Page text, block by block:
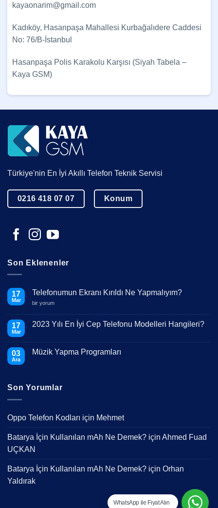
kayaonarim@gmail.com
Kadıköy, Hasanpaşa Mahallesi Kurbağalıdere Caddesi
No: 76/B-İstanbul
Hasanpaşa Polis Karakolu Karşısı (Siyah Tabela –
Kaya GSM)
Türkiye'nin En İyi Akıllı Telefon Teknik Servisi
0216 418 07 07 Konum
Son Eklenenler
17
Mar
Telefonumun Ekranı Kırıldı Ne Yapmalıyım?
Telefonumun
Ne
Yapmalıyım?
bir yorum
17
Mar
2023 Yılı En İyi Cep Telefonu Modelleri Hangileri?
Yılı
Hangileri?
03
Ara
Müzik Yapma Programları
Programları
Son Yorumlar
Oppo Telefon Kodları için Mehmet
Batarya İçin Kullanılan mAh Ne Demek? için Ahmed Fuad
UÇKAN
Batarya İçin Kullanılan mAh Ne Demek? için Orhan
Yaldırak
WhatsApp ile Fiyat Alın